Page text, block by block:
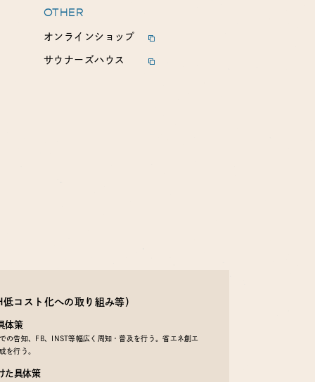
OTHER
オンラインショップ
サウナーズハウス
低コスト化への取り組み等）
体策
の告知、FB、INST等幅広く周知・普及を行う。省エネ創エ
を行う。
た具体策